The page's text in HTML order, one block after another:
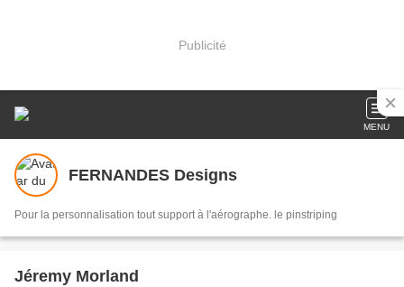
Publicité
MENU
FERNANDES Designs
Pour la personnalisation tout support à l'aérographe. le pinstriping
Jéremy Morland